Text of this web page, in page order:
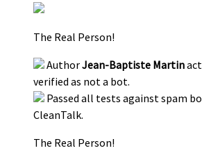
The Real Person!
AuthorJean-Baptiste Martin
verified as not a bot.
Passed all tests against spam
CleanTalk.
The Real Person!